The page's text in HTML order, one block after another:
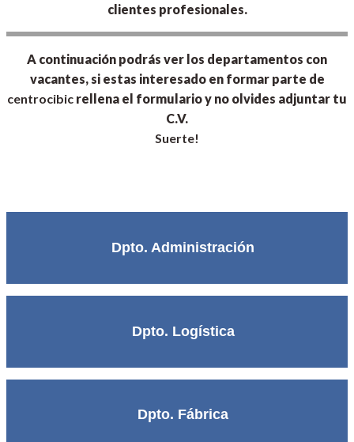
clientes profesionales.
A continuación podrás ver los departamentos con
vacantes, si estas interesado en formar parte de
centrocibic rellena el formulario y no olvides adjuntar tu
C.V.
Suerte!
Dpto. Administración
Dpto. Logística
Dpto. Fábrica